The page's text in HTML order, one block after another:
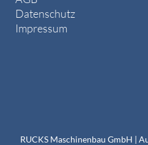
Datenschutz
Impressum
RUCKS Maschinenbau GmbH |